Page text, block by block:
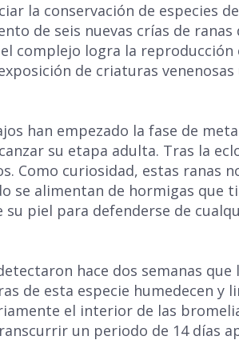
la conservación de especies
de seis nuevas crías de
complejo logra la
de criaturas
han empezado la fase de
su etapa adulta. Tras la
Como curiosidad, estas ranas
se alimentan de hormigas que
su piel para defenderse de
hace dos semanas
de esta especie humedecen y
el interior de las
un periodo de 14 días